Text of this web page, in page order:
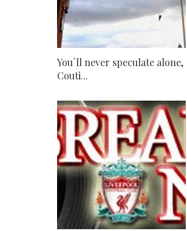
You´ll never speculate alone,
Couti...